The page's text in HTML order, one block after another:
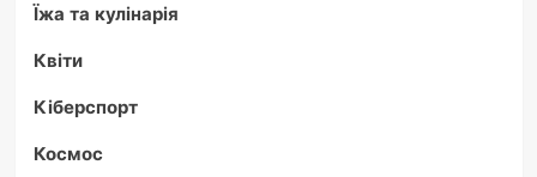
Їжа та кулінарія
Квіти
Кіберспорт
Космос